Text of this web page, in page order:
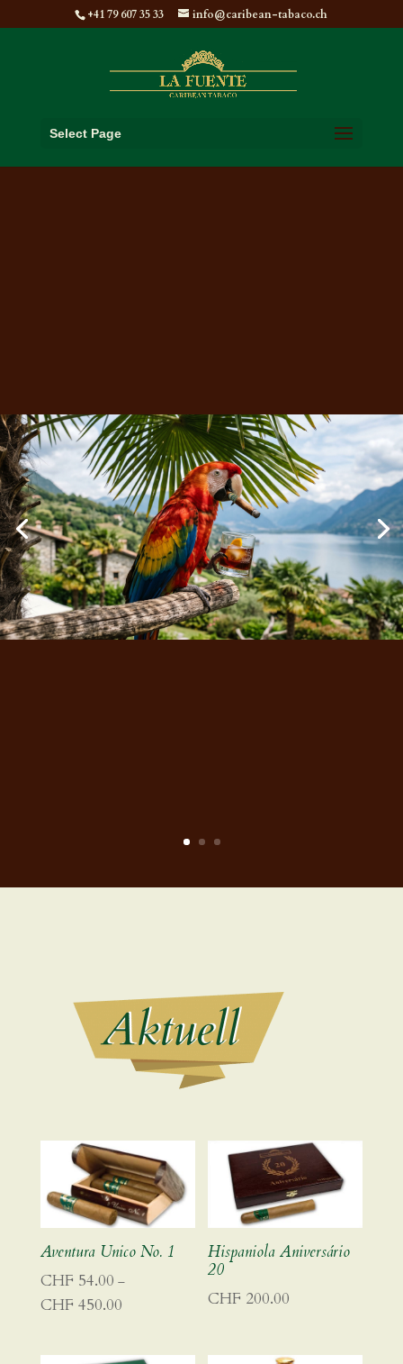
+41 79 607 35 33 info@caribean-tabaco.ch
Select Page
Aventura Unico No. 1
CHF 54.00 –
CHF 450.00Preisspanne:
Hispaniola Aniversário
20
CHF 200.00